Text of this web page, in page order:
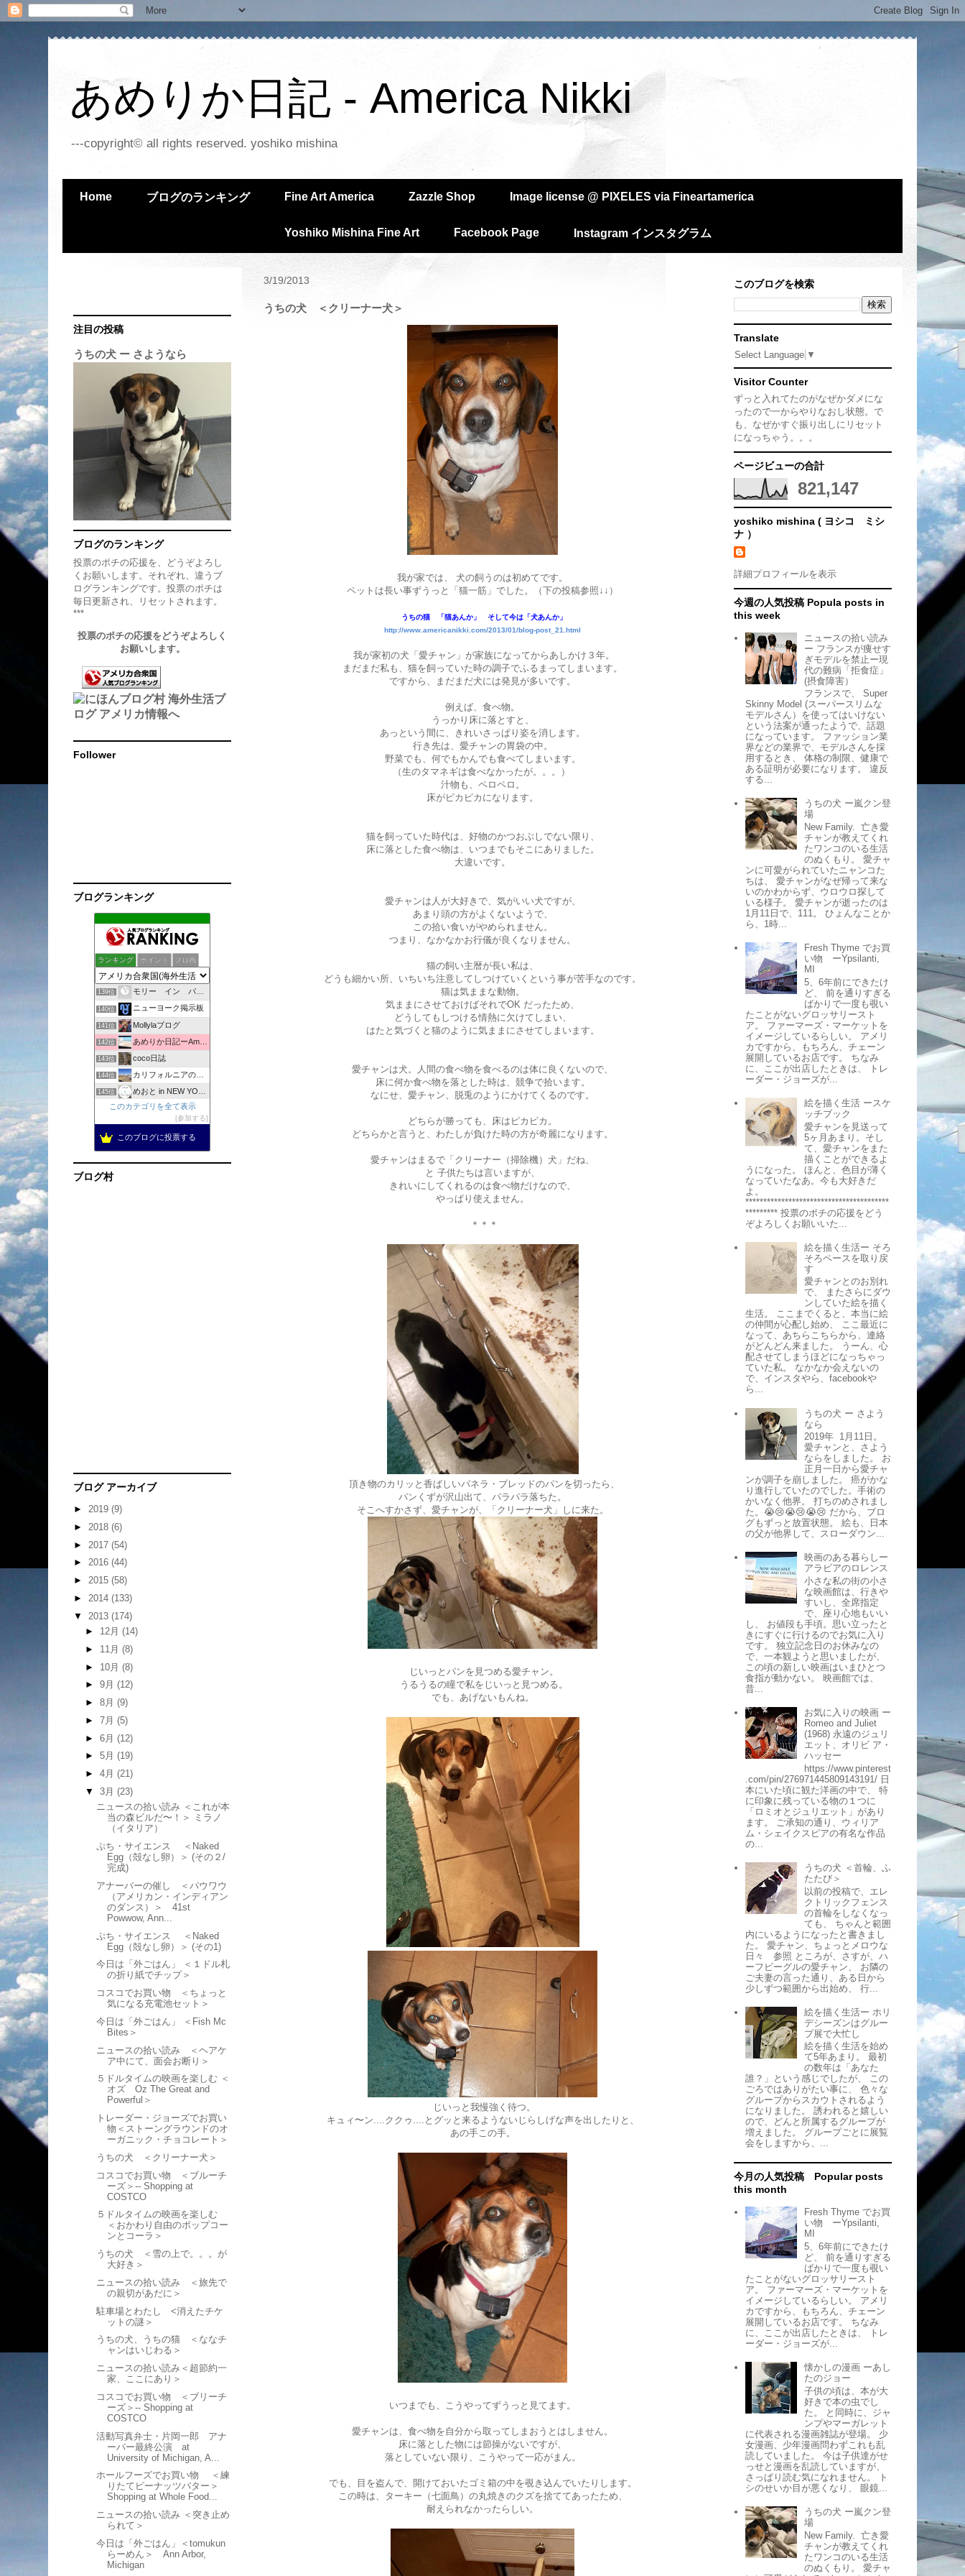
あめりか日記 - America Nikki
---copyright© all rights reserved. yoshiko mishina
Home ブログのランキング Fine Art America Zazzle Shop Image license @ PIXELES via Fineartamerica
Yoshiko Mishina Fine Art Facebook Page Instagram インスタグラム
3/19/2013
うちの犬 ＜クリーナー犬＞
我が家では、 犬の飼うのは初めてです。
ペットは長い事ずうっと「猫一筋」でした。（下の投稿参照↓↓）
うちの猫 「猫あんか」 そして今は「犬あんか」
http://www.americanikki.com/2013/01/blog-post_21.html
我が家初の犬「愛チャン」が家族になってからあしかけ３年。
まだまだ私も、猫を飼っていた時の調子でふるまってしまいます。
ですから、まだまだ犬には発見が多いです。
例えば、食べ物。
うっかり床に落とすと、
あっという間に、きれいさっぱり姿を消します。
行き先は、愛チャンの胃袋の中。
野菜でも、何でもかんでも食べてしまいます。
（生のタマネギは食べなかったが。。。）
汁物も、ペロペロ。
床がピカピカになります。
猫を飼っていた時代は、好物のかつおぶしでない限り、
床に落とした食べ物は、いつまでもそこにありました。
大違いです。
愛チャンは人が大好きで、気がいい犬ですが、
あまり頭の方がよくないようで、
この拾い食いがやめられません。
つまり、なかなかお行儀が良くなりません。
猫の飼い主暦が長い私は、
どうも細かい所、いちいち注意してしつけていくという事が苦手なのです。
猫は気ままな動物。
気ままにさせておけばそれでOK だったため、
どうしてもしつける情熱に欠けてしまい、
はたと気づくと猫のように気ままにさせてしまいます。
愛チャンは犬。人間の食べ物を食べるのは体に良くないので、
床に何か食べ物を落とした時は、競争で拾います。
なにせ、愛チャン、脱兎のようにかけてくるのです。
どちらが勝っても、床はピカピカ。
どちらかと言うと、わたしが負けた時の方が奇麗になります。
愛チャンはまるで「クリーナー（掃除機）犬」だね、
と 子供たちは言いますが、
きれいにしてくれるのは食べ物だけなので、
やっぱり使えません。
＊＊＊
頂き物のカリッと香ばしいパネラ・ブレッドのパンを切ったら、
パンくずが沢山出て、パラパラ落ちた。
そこへすかさず、愛チャンが、「クリーナー犬」しに来た。
じいっとパンを見つめる愛チャン。
うるうるの瞳で私をじいっと見つめる。
でも、あげないもんね。
じいっと我慢強く待つ。
キュィ〜ン....ククゥ....とグッと来るようないじらしげな声を出したりと、
あの手この手。
いつまでも、こうやってずうっと見てます。
愛チャンは、食べ物を自分から取ってしまおうとはしません。
床に落とした物には節操がないですが、
落としていない限り、こうやって一応がまん。
でも、目を盗んで、開けておいたゴミ箱の中を覗き込んでいたりします。
この時は、ターキー（七面鳥）の丸焼きのクズを捨ててあったため、
耐えられなかったらしい。
注目の投稿
うちの犬 ー さようなら
ブログのランキング
投票のポチの応援を、どうぞよろし
くお願いします。それぞれ、違うブ
ログランキングです。投票のポチは
毎日更新され、リセットされます。
***
投票のポチの応援をどうぞよろしく
お願いします。
Follower
ブログランキング
ランキング ポイント ブロ画
135位 Mikaのブログ / チワワXXとLAのこと
136位 シリコンバレーロックダウン後日記
137位 fukufuku日記
138位 Jennyと世界へ
139位 モリー イン パラダイス + オリー＜マウイの日々＞
140位 ニューヨーク掲示板
141位 Mollylaブログ
142位 あめりか日記ーAmerica Nikkiー
143位 coco日誌
144位 カリフォルニアの陽射しの中で
145位 めおと in NEW YORK | ニューヨーク情報サイト
146位 「はちがー」のアメリカの田舎でバタバタと生きてます！駐在中。
147位 メトロポリタンダイアリー
148位 ロサンゼルス・トーランス・情報ブログ
このカテゴリを全て表示
参加する
このブログに投票する
ブログ村
ブログ アーカイブ
► 2019 (9)
► 2018 (6)
► 2017 (54)
► 2016 (44)
► 2015 (58)
► 2014 (133)
▼ 2013 (174)
► 12月 (14)
► 11月 (8)
► 10月 (8)
► 9月 (12)
► 8月 (9)
► 7月 (5)
► 6月 (12)
► 5月 (19)
► 4月 (21)
▼ 3月 (23)
ニュースの拾い読み ＜これが本
当の森ビルだ〜！＞ ミラノ
（イタリア）
ぷち・サイエンス ＜Naked
Egg（殻なし卵）＞ (その２/
完成)
アナーバーの催し ＜パウワウ
（アメリカン・インディアン
のダンス）＞ 41st
Powwow, Ann...
ぷち・サイエンス ＜Naked
Egg（殻なし卵）＞ (その1)
今日は「外ごはん」 ＜１ドル札
の折り紙でチップ＞
コスコでお買い物 ＜ちょっと
気になる充電池セット＞
今日は「外ごはん」 ＜Fish Mc
Bites＞
ニュースの拾い読み ＜ヘアケ
ア中にて、面会お断り＞
５ドルタイムの映画を楽しむ ＜
オズ Oz The Great and
Powerful＞
トレーダー・ジョーズでお買い
物＜ストーングラウンドのオ
ーガニック・チョコレート＞
うちの犬 ＜クリーナー犬＞
コスコでお買い物 ＜ブルーチ
ーズ＞-- Shopping at
COSTCO
５ドルタイムの映画を楽しむ
＜おかわり自由のポップコー
ンとコーラ＞
うちの犬 ＜雪の上で。。。が
大好き＞
ニュースの拾い読み ＜旅先で
の親切があだに＞
駐車場とわたし <消えたチケ
ットの謎＞
うちの犬、うちの猫 ＜ななチ
ャンはいじわる＞
ニュースの拾い読み＜超節約一
家、ここにあり＞
コスコでお買い物 ＜ブリーチ
ーズ＞-- Shopping at
COSTCO
活動写真弁士・片岡一郎 アナ
ーバー最終公演 at
University of Michigan, A...
ホールフーズでお買い物 ＜練
りたてピーナッツバター＞
Shopping at Whole Food...
ニュースの拾い読み ＜突き止め
られて＞
今日は「外ごはん」＜tomukun
らーめん＞ Ann Arbor,
Michigan
このブログを検索
Translate
Select Language ▼
Visitor Counter
ずっと入れてたのがなぜかダメにな
ったので一からやりなおし状態。で
も、なぜかすぐ振り出しにリセット
になっちゃう。。。
ページビューの合計
821,147
yoshiko mishina ( ヨシコ ミシ
ナ ）
詳細プロフィールを表示
今週の人気投稿 Popula posts in
this week
ニュースの拾い読み
ー フランスが痩せす
ぎモデルを禁止ー現
代の難病「拒食症」
(摂食障害）
フランスで、 Super
Skinny Model (スーパースリムな
モデルさん）を使ってはいけない
という法案が通ったようで、話題
になっています。 ファッション業
界などの業界で、モデルさんを採
用するとき、 体格の制限、健康で
ある証明が必要になります。 違反
する...
うちの犬 ー嵐クン登
場
New Family. 亡き愛
チャンが教えてくれ
たワンコのいる生活
のぬくもり。 愛チャ
ンに可愛がられていたニャンコた
ちは、 愛チャンがなぜ帰って来な
いのかわからず、ウロウロ探して
いる様子。 愛チャンが逝ったのは
1月11日で、111。 ひょんなことか
ら、1時...
Fresh Thyme でお買
い物 ーYpsilanti,
MI
5、6年前にできたけ
ど、 前を通りすぎる
ばかりで一度も覗い
たことがないグロッサリースト
ア。 ファーマーズ・マーケットを
イメージしているらしい。 アメリ
カですから、もちろん、チェーン
展開しているお店です。 ちなみ
に、ここが出店したときは、 トレ
ーダー・ジョーズが...
絵を描く生活 ースケ
ッチブック
愛チャンを見送って
5ヶ月あまり。そし
て、愛チャンをまた
描くことができるよ
うになった。 ほんと、色目が薄く
なっていたなあ。今も大好きだ
よ。
****************************************
********* 投票のポチの応援をどう
ぞよろしくお願いいた...
絵を描く生活ー そろ
そろペースを取り戻
す
愛チャンとのお別れ
で、 またさらにダウ
ンしていた絵を描く
生活。 ここまでくると、本当に絵
の仲間が心配し始め、 ここ最近に
なって、あちらこちらから、連絡
がどんどん来ました。 うーん、心
配させてしまうほどになっちゃっ
ていた私。 なかなか会えないの
で、インスタやら、facebookや
ら...
うちの犬 ー さよう
なら
2019年 1月11日。
愛チャンと、さよう
ならをしました。 お
正月一日から愛チャ
ンが調子を崩しました。 癌がかな
り進行していたのでした。手術の
かいなく他界。 打ちのめされまし
た。😭😢😭😢😭😢 だから、ブロ
グもずっと放置状態。 絵も、日本
の父が他界して、スローダウン...
映画のある暮らしー
アラビアのロレンス
小さな私の街の小さ
な映画館は、行きや
すいし、全席指定
で、座り心地もいい
し、 お値段も手頃。思い立ったと
きにすぐに行けるのでお気に入り
です。 独立記念日のお休みなの
で、一本観ようと思いましたが、
この頃の新しい映画はいまひとつ
食指が動かない。 映画館では、
昔...
お気に入りの映画 ー
Romeo and Juliet
(1968) 永遠のジュリ
エット、オリビ ア・
ハッセー
https://www.pinterest
.com/pin/276971445809143191/ 日
本にいた頃に観た洋画の中で、 特
に印象に残っている物の１つに
「ロミオとジュリエット」があり
ます。 ご承知の通り、ウィリア
ム・シェイクスピアの有名な作品
の...
うちの犬 ＜首輪、ふ
たたび＞
以前の投稿で、エレ
クトリックフェンス
の首輪をしなくなっ
ても、 ちゃんと範囲
内にいるようになったと書きまし
た。 愛チャン、ちょっとメロウな
日々 参照 ところが、さすが、ハ
ーフビーグルの愛チャン、 お隣の
ご夫妻の言った通り、ある日から
少しずつ範囲から出始め、 行...
絵を描く生活ー ホリ
デシーズンはグルー
プ展で大忙し
絵を描く生活を始め
て5年あまり。 最初
の数年は「あなた
誰？」という感じでしたが、 この
ごろではありがたい事に、 色々な
グループからスカウトされるよう
になりました。 誘われると嬉しい
ので、どんと所属するグループが
増えました。 グループごとに展覧
会をしますから、...
今月の人気投稿 Popular posts
this month
Fresh Thyme でお買
い物 ーYpsilanti,
MI
5、6年前にできたけ
ど、 前を通りすぎる
ばかりで一度も覗い
たことがないグロッサリースト
ア。 ファーマーズ・マーケットを
イメージしているらしい。 アメリ
カですから、もちろん、チェーン
展開しているお店です。 ちなみ
に、ここが出店したときは、 トレ
ーダー・ジョーズが...
懐かしの漫画 ーあし
たのジョー
子供の頃は、本が大
好きで本の虫でし
た。 と同時に、ジャ
ンプやマーガレット
に代表される漫画雑誌が登場。 少
女漫画、少年漫画問わずこれも乱
読していました。 今は子供達がせ
っせと漫画を乱読していますが、
さっぱり読む気になれません。 ト
シのせいか目が悪くなり、 眼鏡...
うちの犬 ー嵐クン登
場
New Family. 亡き愛
チャンが教えてくれ
たワンコのいる生活
のぬくもり。 愛チャ